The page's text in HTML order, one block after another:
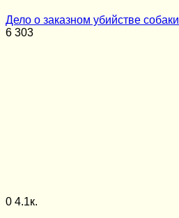
Дело о заказном убийстве собаки
6 303
0 4.1к.